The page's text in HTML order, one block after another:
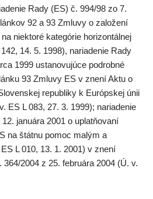
Rady (ES) č. 994/98 zo 7.
92 a 93 Zmluvy o založení
niektoré kategórie horizontálnej
14. 5. 1998), nariadenie Rady
1999 ustanovujúce podrobné
93 Zmluvy ES v znení Aktu o
republiky k Európskej únii
ES L 083, 27. 3. 1999); nariadenie
januára 2001 o uplatňovaní
na štátnu pomoc malým a
L 010, 13. 1. 2001) v znení
2004 z 25. februára 2004 (Ú. v.